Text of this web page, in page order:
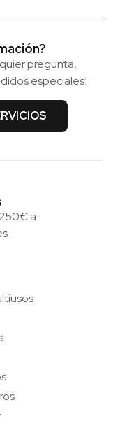
pregunta,
especiales:
a